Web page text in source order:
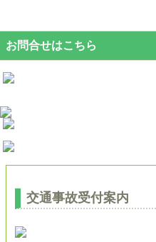
お問合せはこちら
交通事故受付案内